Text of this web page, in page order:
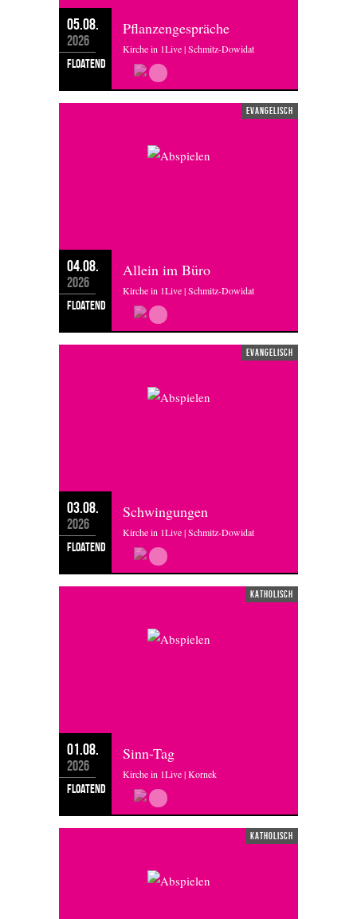
05.08.
2026
floatend
Pflanzengespräche
Kirche in 1Live | Schmitz-Dowidat
evangelisch
04.08.
2026
floatend
Allein im Büro
Kirche in 1Live | Schmitz-Dowidat
evangelisch
03.08.
2026
floatend
Schwingungen
Kirche in 1Live | Schmitz-Dowidat
katholisch
01.08.
2026
floatend
Sinn-Tag
Kirche in 1Live | Kornek
katholisch